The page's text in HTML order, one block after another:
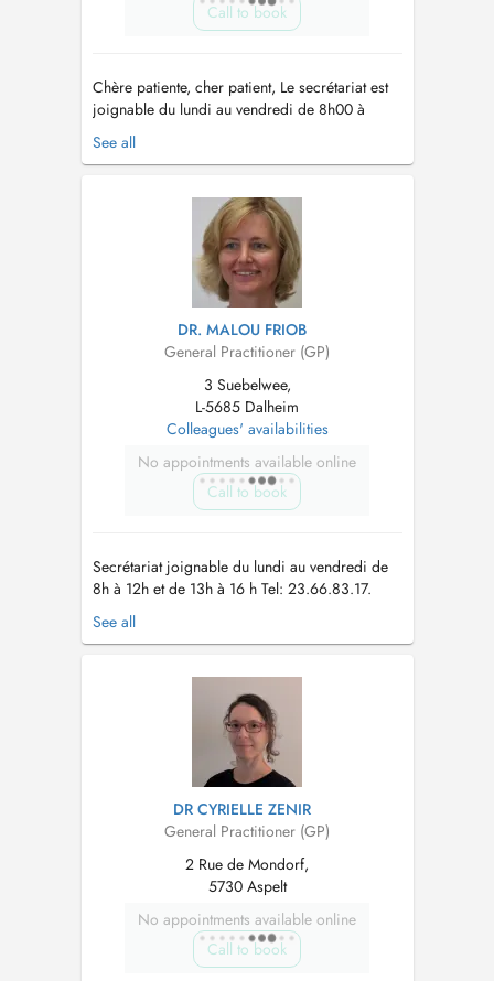
Call to book
Chère patiente, cher patient, Le secrétariat est
joignable du lundi au vendredi de 8h00 à
12h00 et (sauf mercredi après-midi) de 13h00
à 17h00 Tél. : 23 66 83 17 En cas de fièvre
prions de bien vouloir porter un masque
chirurgical à l'intérieur du centr...
See all
DR. MALOU FRIOB
General Practitioner (GP)
3 Suebelwee,
L-5685 Dalheim
Colleagues' availabilities
No appointments available online
Call to book
Secrétariat joignable du lundi au vendredi de
8h à 12h et de 13h à 16 h Tel: 23.66.83.17.
Nous vous prions de bien vouloir porter un
masque au sein du centre médical en cas de
secretary is available to answer your calls from
monday to friday from 8am to...
See all
DR CYRIELLE ZENIR
General Practitioner (GP)
2 Rue de Mondorf,
5730 Aspelt
No appointments available online
Call to book